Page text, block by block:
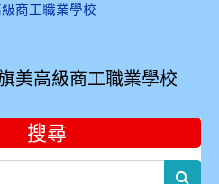
美高級商工職業學校
搜尋